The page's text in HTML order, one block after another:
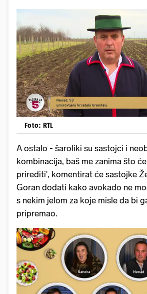
Foto: RTL
A ostalo - šaroliki su sastojci i
kombinacija, baš me zanima što
prirediti', komentirat će sastojke
Goran dodati kako avokado ne
s nekim jelom za koje misle da bi
pripremao.